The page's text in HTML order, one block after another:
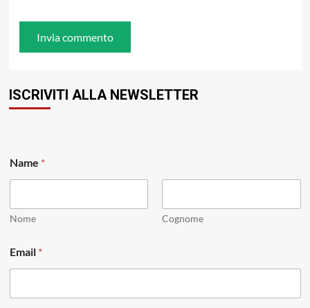
ISCRIVITI ALLA NEWSLETTER
Name *
Nome Cognome
N
a
e
Email *